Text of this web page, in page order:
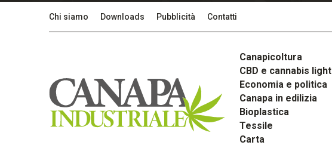
Chi siamo Downloads Pubblicità Contatti
Canapicoltura
CBD e cannabis light
Economia e politica
Canapa in edilizia
Bioplastica
Tessile
Carta